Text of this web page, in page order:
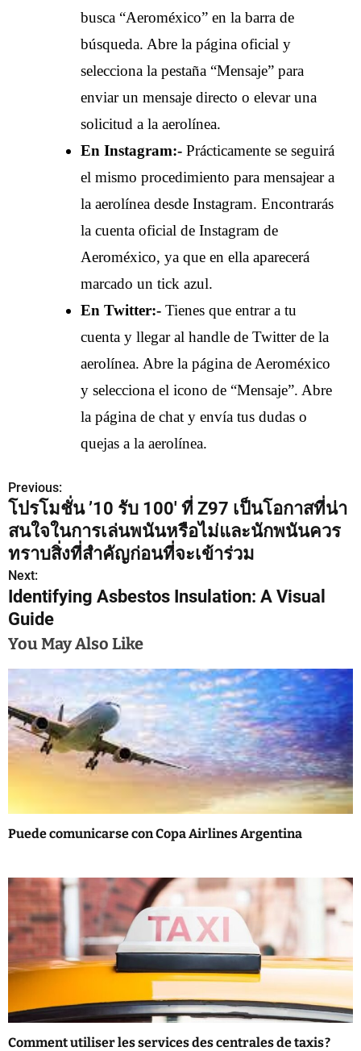
busca “Aeroméxico” en la barra de
búsqueda. Abre la página oficial y
selecciona la pestaña “Mensaje” para
enviar un mensaje directo o elevar una
solicitud a la aerolínea.
En Instagram:- Prácticamente se seguirá
el mismo procedimiento para mensajear a
la aerolínea desde Instagram. Encontrarás
la cuenta oficial de Instagram de
Aeroméxico, ya que en ella aparecerá
marcado un tick azul.
En Twitter:- Tienes que entrar a tu
cuenta y llegar al handle de Twitter de la
aerolínea. Abre la página de Aeroméxico
y selecciona el icono de “Mensaje”. Abre
la página de chat y envía tus dudas o
quejas a la aerolínea.
P
o
s
t
n
a
v
i
g
a
i
n
Previous:
โปรโมชั่น ’10 รับ 100′ ที่ Z97 เป็นโอกาสที่น่า
สนใจในการเล่นพนันหรือไม่และนักพนันควร
ทราบสิ่งที่สำคัญก่อนที่จะเข้าร่วม
Next:
Identifying Asbestos Insulation: A Visual
Guide
You May Also Like
Puede comunicarse con Copa Airlines Argentina
Comment utiliser les services des centrales de taxis ?